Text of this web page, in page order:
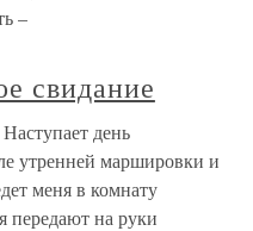
–
свидание
день
утренней маршировки и
меня в комнату
передают на руки